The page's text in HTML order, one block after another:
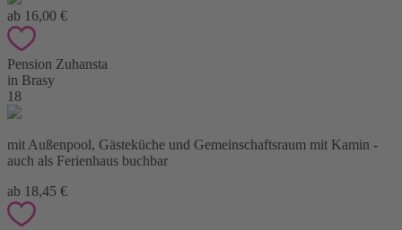
ab 16,00 €
Pension Zuhansta
in Brasy
18
mit Außenpool, Gästeküche und Gemeinschaftsraum mit Kamin -
auch als Ferienhaus buchbar
ab 18,45 €